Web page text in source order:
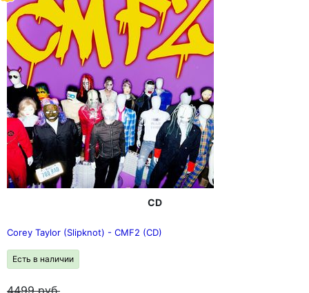
CD
Corey Taylor (Slipknot) - CMF2 (CD)
Есть в наличии
4499руб.